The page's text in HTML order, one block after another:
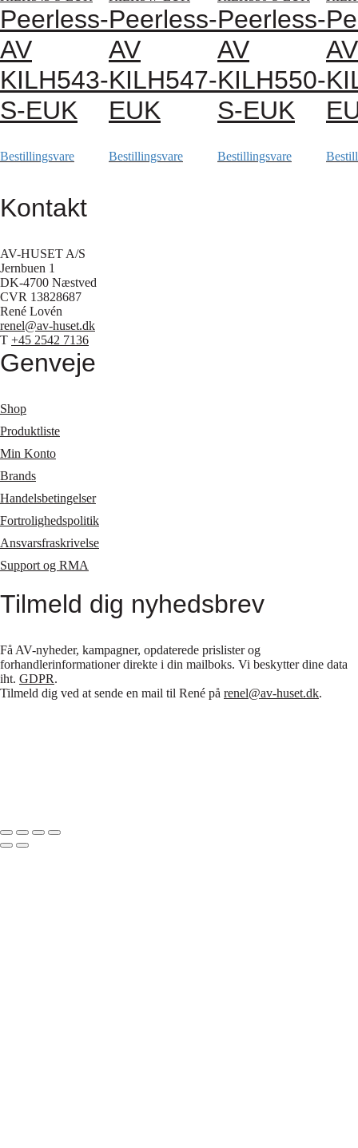
Peerless-
AV
KILH543-
S-EUK
Bestillingsvare
Peerless-
AV
KILH547-
EUK
Bestillingsvare
Peerless-
AV
KILH550-
S-EUK
Bestillingsvare
AV
Kontakt
AV-HUSET A/S
Jernbuen 1
DK-4700 Næstved
CVR 13828687
René Lovén
renel@av-huset.dk
T +45 2542 7136
Genveje
Shop
Produktliste
Min Konto
Brands
Handelsbetingelser
Fortrolighedspolitik
Ansvarsfraskrivelse
Support og RMA
Tilmeld dig nyhedsbrev
Få AV-nyheder, kampagner, opdaterede prislister og
forhandlerinformationer direkte i din mailboks. Vi beskytter dine data
iht. GDPR.
Tilmeld dig ved at sende en mail til René på renel@av-huset.dk.